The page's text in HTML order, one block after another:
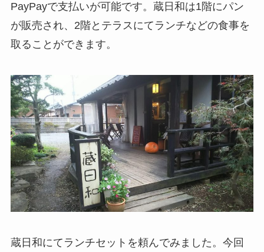
PayPayで支払いが可能です。蔵日和は1階にパン
が販売され、2階とテラスにてランチなどの食事を
取ることができます。
蔵日和にてランチセットを頼んでみました。今回